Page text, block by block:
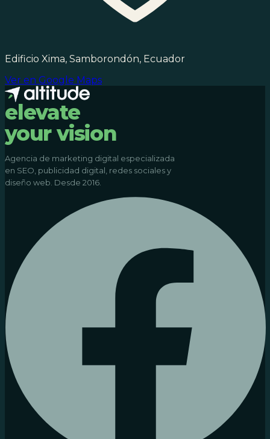
Edificio Xima, Samborondón, Ecuador
Ver en Google Maps
elevate
your vision
Agencia de marketing digital especializada
en SEO, publicidad digital, redes sociales y
diseño web. Desde 2016.